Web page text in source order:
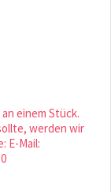
einem Stück.
werden wir
E-Mail: